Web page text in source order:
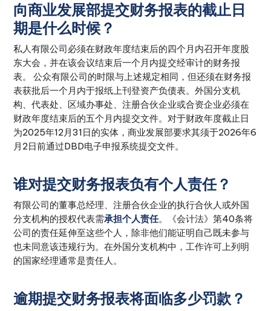
向商业发展部提交财务报表的截止日
期是什么时候？
私人有限公司必须在财政年度结束后的四个月内召开年度股
东大会，并在该会议结束后一个月内提交经审计的财务报
表。 公众有限公司的时限与上述规定相同，但还须在财务报
表获批后一个月内于报纸上刊登资产负债表。外国分支机
构、代表处、区域办事处、注册合伙企业或合资企业必须在
财政年度结束后的五个月内提交文件。对于财政年度截止日
为2025年12月31日的实体，商业发展部要求其须于2026年6
月2日前通过DBD电子申报系统提交文件。
谁对提交财务报表负有个人责任？
有限公司的董事总经理、注册合伙企业的执行合伙人或外国
分支机构的授权代表需承担个人责任。《会计法》第40条将
公司的责任延伸至这些个人，除非他们能证明自己既未参与
也未同意该违规行为。在外国分支机构中，工作许可上列明
的国家经理通常是责任人。
逾期提交财务报表将面临多少罚款？